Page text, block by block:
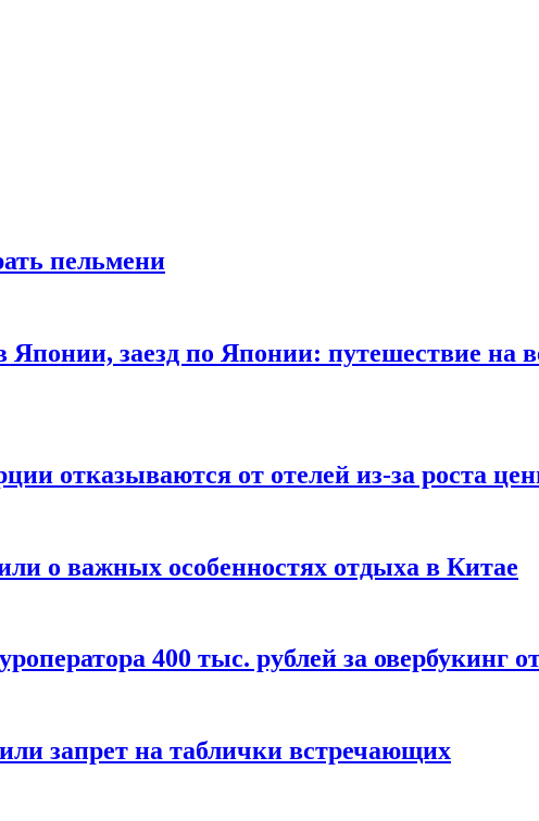
пельмени
Японии, заезд по Японии: путешествие на
отказываются от отелей из-за роста
о важных особенностях отдыха в Китае
400 тыс. рублей за овербукинг
запрет на таблички встречающих